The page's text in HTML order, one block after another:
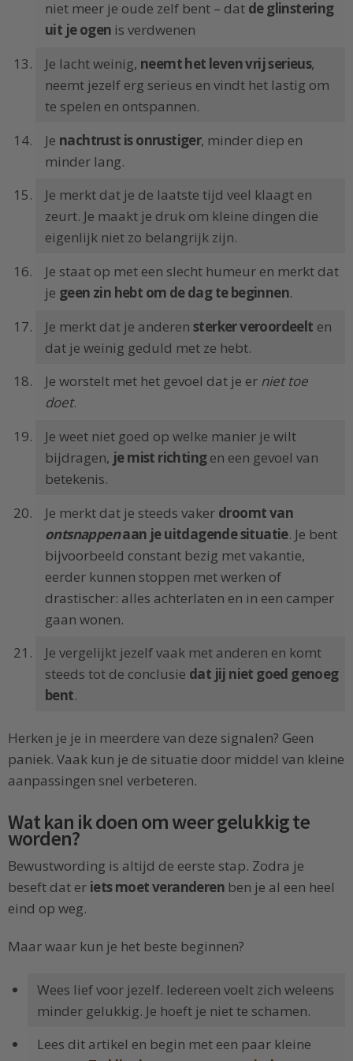
niet meer je oude zelf bent – dat de glinstering
uit je ogen is verdwenen
Je lacht weinig, neemt het leven vrij serieus,
neemt jezelf erg serieus en vindt het lastig om
te spelen en ontspannen.
Je nachtrust is onrustiger, minder diep en
minder lang.
Je merkt dat je de laatste tijd veel klaagt en
zeurt. Je maakt je druk om kleine dingen die
eigenlijk niet zo belangrijk zijn.
Je staat op met een slecht humeur en merkt dat
je geen zin hebt om de dag te beginnen.
Je merkt dat je anderen sterker veroordeelt en
dat je weinig geduld met ze hebt.
Je worstelt met het gevoel dat je er niet toe
doet.
Je weet niet goed op welke manier je wilt
bijdragen, je mist richtingen een gevoel van
betekenis.
Je merkt dat je steeds vaker droomt van
ontsnappenaan je uitdagende situatie. Je bent
bijvoorbeeld constant bezig met vakantie,
eerder kunnen stoppen met werken of
drastischer: alles achterlaten en in een camper
gaan wonen.
Je vergelijkt jezelf vaak met anderen en komt
steeds tot de conclusie dat jij niet goed genoeg
bent.
Herken je je in meerdere van deze signalen? Geen
paniek. Vaak kun je de situatie door middel van kleine
aanpassingen snel verbeteren.
Wat kan ik doen om weer gelukkig te
worden?
Bewustwording is altijd de eerste stap. Zodra je
beseft dat er iets moet veranderen ben je al een heel
eind op weg.
Maar waar kun je het beste beginnen?
Wees lief voor jezelf. Iedereen voelt zich weleens
minder gelukkig. Je hoeft je niet te schamen.
Lees dit artikel en begin met een paar kleine